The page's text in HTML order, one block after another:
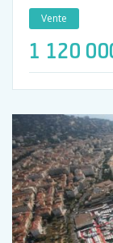
Vente
1 120